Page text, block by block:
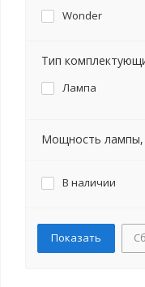
Wonder
Тип
Лампа
Мощность
В наличии